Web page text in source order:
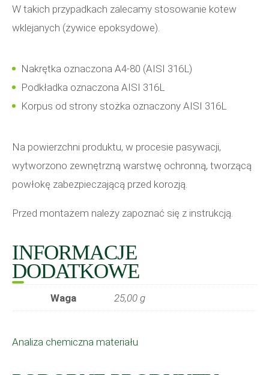
W takich przypadkach zalecamy stosowanie kotew
wklejanych (żywice epoksydowe).
Nakrętka oznaczona A4-80 (AISI 316L)
Podkładka oznaczona AISI 316L
Korpus od strony stożka oznaczony AISI 316L
Na powierzchni produktu, w procesie pasywacji,
wytworzono zewnętrzną warstwę ochronną, tworzącą
powłokę zabezpieczającą przed korozją.
Przed montażem należy zapoznać się z instrukcją.
INFORMACJE
DODATKOWE
Waga 25,00 g
Analiza chemiczna materiału